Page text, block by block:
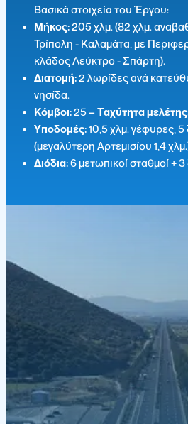
Βασικά στοιχεία του Έργου:
Μήκος:205 χλμ. (82 χλμ.
Τρίπολη - Καλαμάτα, με
κλάδος Λεύκτρο - Σπάρτη).
Διατομή:2 λωρίδες ανά
νησίδα.
Κόμβοι:25 –Ταχύτητα
Υποδομές:10,5 χλμ. γέφυρες,
(μεγαλύτερη Αρτεμισίου 1,4
Διόδια:6 μετωπικοί σταθμοί +